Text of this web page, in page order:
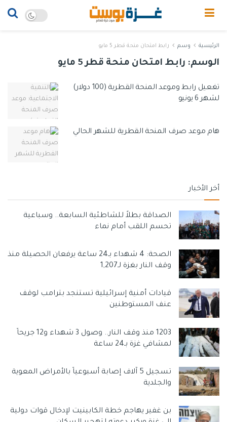
الرئيسية وسم رابط امتحان منحة قطر 5 مايو
الوسم: رابط امتحان منحة قطر 5 مايو
تغعيل رابط وموعد المنحة القطرية (100 دولار)
لشهر 6 يونيو
هام موعد صرف المنحة القطرية للشهر الحالي
أخر الأخبار
الصداقة بطلاً للشاطئية السابعة.. وسباعية
تحسم اللقب أمام نماء
الصحة: 4 شهداء بـ24 ساعة يرفعان الحصيلة منذ
وقف النار بغزة لـ1,207
قيادات أمنية إسرائيلية تستنجد بترامب لوقف
عنف المستوطنين
1203 منذ وقف النار.. وصول 3 شهداء و12 جريحاً
لمشافي غزة بـ24 ساعة
تسجيل 5 آلاف إصابة أسبوعياً بالأمراض المعوية
والجلدية
بن غفير يهاجم خطة الكابينيت لإدخال قوات دولية